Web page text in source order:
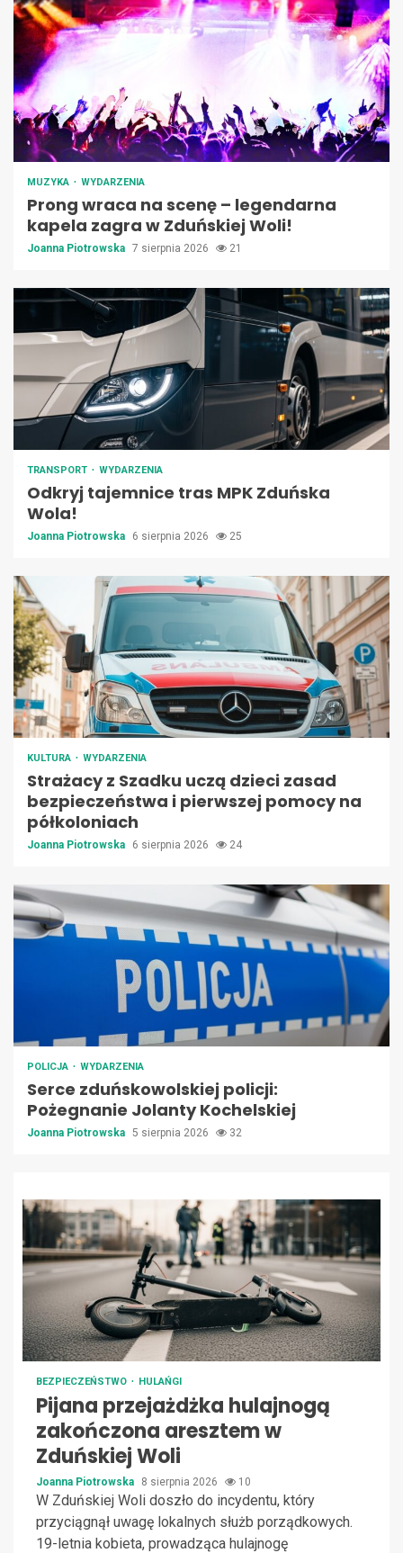
MUZYKA WYDARZENIA
Prong wraca na scenę – legendarna
kapela zagra w Zduńskiej Woli!
Joanna Piotrowska 7 sierpnia 2026 21
TRANSPORT WYDARZENIA
Odkryj tajemnice tras MPK Zduńska
Wola!
Joanna Piotrowska 6 sierpnia 2026 25
KULTURA WYDARZENIA
Strażacy z Szadku uczą dzieci zasad
bezpieczeństwa i pierwszej pomocy na
półkoloniach
Joanna Piotrowska 6 sierpnia 2026 24
POLICJA WYDARZENIA
Serce zduńskowolskiej policji:
Pożegnanie Jolanty Kochelskiej
Joanna Piotrowska 5 sierpnia 2026 32
BEZPIECZEŃSTWO HULAŃGI
Pijana przejażdżka hulajnogą
zakończona aresztem w
Zduńskiej Woli
Joanna Piotrowska 8 sierpnia 2026 10
W Zduńskiej Woli doszło do incydentu, który
przyciągnął uwagę lokalnych służb porządkowych.
19-letnia kobieta, prowadząca hulajnogę